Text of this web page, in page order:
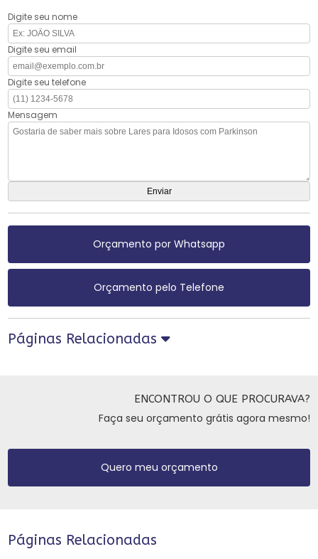
Digite seu nome
Digite seu email
Digite seu telefone
Mensagem
Orçamento por Whatsapp
Orçamento pelo Telefone
Páginas Relacionadas
ENCONTROU O QUE PROCURAVA?
Faça seu orçamento grátis agora mesmo!
Quero meu orçamento
Páginas Relacionadas